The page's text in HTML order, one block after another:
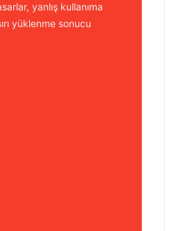
yanlış kullanıma
yüklenme sonucu